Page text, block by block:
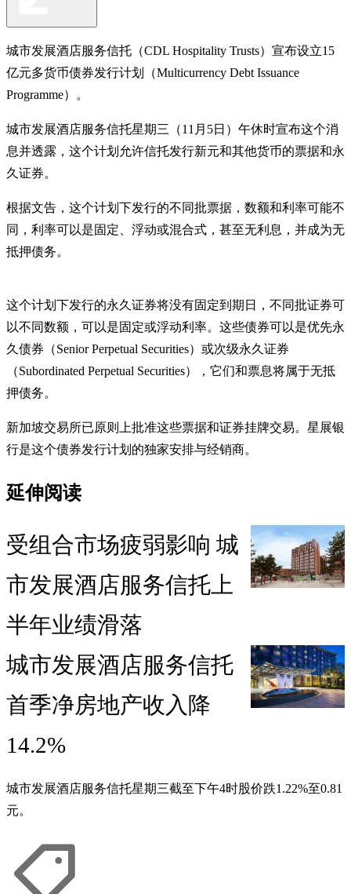
城市发展酒店服务信托（CDL Hospitality Trusts）宣布设立15
亿元多货币债券发行计划（Multicurrency Debt Issuance
Programme）。
城市发展酒店服务信托星期三（11月5日）午休时宣布这个消
息并透露，这个计划允许信托发行新元和其他货币的票据和永
久证券。
根据文告，这个计划下发行的不同批票据，数额和利率可能不
同，利率可以是固定、浮动或混合式，甚至无利息，并成为无
抵押债务。
这个计划下发行的永久证券将没有固定到期日，不同批证券可
以不同数额，可以是固定或浮动利率。这些债券可以是优先永
久债券（Senior Perpetual Securities）或次级永久证券
（Subordinated Perpetual Securities），它们和票息将属于无抵
押债务。
新加坡交易所已原则上批准这些票据和证券挂牌交易。星展银
行是这个债券发行计划的独家安排与经销商。
延伸阅读
受组合市场疲弱影响 城
市发展酒店服务信托上
半年业绩滑落
城市发展酒店服务信托
首季净房地产收入降
14.2%
城市发展酒店服务信托星期三截至下午4时股价跌1.22%至0.81
元。